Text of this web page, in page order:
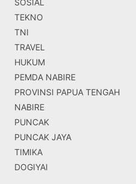
SOSIAL
TEKNO
TNI
TRAVEL
HUKUM
PEMDA NABIRE
PROVINSI PAPUA TENGAH
NABIRE
PUNCAK
PUNCAK JAYA
TIMIKA
DOGIYAI